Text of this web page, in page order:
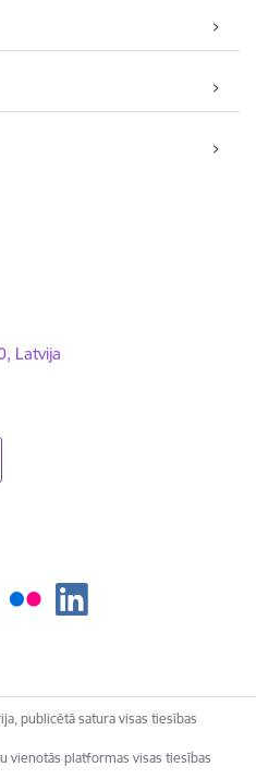
Latvija
publicētā satura visas tiesības
vienotās platformas visas tiesības